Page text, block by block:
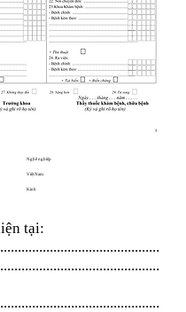
Nghề nghiệp
Việt Nam
Kinh
tại: